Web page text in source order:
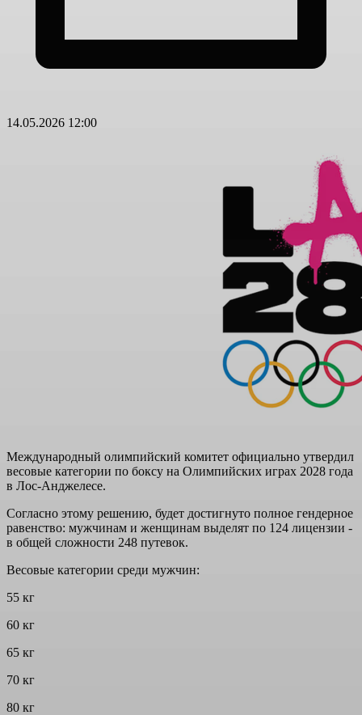
14.05.2026 12:00
Международный олимпийский комитет официально утвердил
весовые категории по боксу на Олимпийских играх 2028 года
в Лос-Анджелесе.
Согласно этому решению, будет достигнуто полное гендерное
равенство: мужчинам и женщинам выделят по 124 лицензии -
в общей сложности 248 путевок.
Весовые категории среди мужчин:
55 кг
60 кг
65 кг
70 кг
80 кг